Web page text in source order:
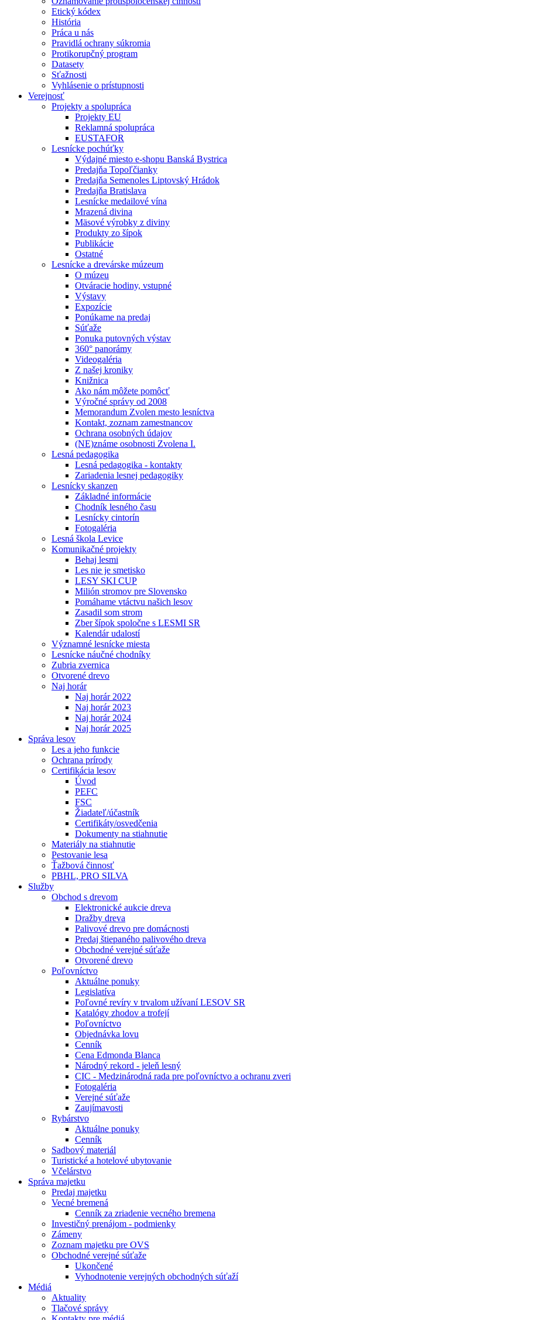
Etický kódex
História
Práca u nás
Pravidlá ochrany súkromia
Protikorupčný program
Datasety
Sťažnosti
Vyhlásenie o prístupnosti
Verejnosť
Projekty a spolupráca
Projekty EU
Reklamná spolupráca
EUSTAFOR
Lesnícke pochúťky
Výdajné miesto e-shopu Banská Bystrica
Predajňa Topoľčianky
Predajňa Semenoles Liptovský Hrádok
Predajňa Bratislava
Lesnícke medailové vína
Mrazená divina
Mäsové výrobky z diviny
Produkty zo šípok
Publikácie
Ostatné
Lesnícke a drevárske múzeum
O múzeu
Otváracie hodiny, vstupné
Výstavy
Expozície
Ponúkame na predaj
Súťaže
Ponuka putovných výstav
360° panorámy
Videogaléria
Z našej kroniky
Knižnica
Ako nám môžete pomôcť
Výročné správy od 2008
Memorandum Zvolen mesto lesníctva
Kontakt, zoznam zamestnancov
Ochrana osobných údajov
(NE)známe osobnosti Zvolena I.
Lesná pedagogika
Lesná pedagogika - kontakty
Zariadenia lesnej pedagogiky
Lesnícky skanzen
Základné informácie
Chodník lesného času
Lesnícky cintorín
Fotogaléria
Lesná škola Levice
Komunikačné projekty
Behaj lesmi
Les nie je smetisko
LESY SKI CUP
Milión stromov pre Slovensko
Pomáhame vtáctvu našich lesov
Zasadil som strom
Zber šípok spoločne s LESMI SR
Kalendár udalostí
Významné lesnícke miesta
Lesnícke náučné chodníky
Zubria zvernica
Otvorené drevo
Naj horár
Naj horár 2022
Naj horár 2023
Naj horár 2024
Naj horár 2025
Správa lesov
Les a jeho funkcie
Ochrana prírody
Certifikácia lesov
Úvod
PEFC
FSC
Žiadateľ/účastník
Certifikáty/osvedčenia
Dokumenty na stiahnutie
Materiály na stiahnutie
Pestovanie lesa
Ťažbová činnosť
PBHL, PRO SILVA
Služby
Obchod s drevom
Elektronické aukcie dreva
Dražby dreva
Palivové drevo pre domácnosti
Predaj štiepaného palivového dreva
Obchodné verejné súťaže
Otvorené drevo
Poľovníctvo
Aktuálne ponuky
Legislatíva
Poľovné revíry v trvalom užívaní LESOV SR
Katalógy zhodov a trofejí
Poľovníctvo
Objednávka lovu
Cenník
Cena Edmonda Blanca
Národný rekord - jeleň lesný
CIC - Medzinárodná rada pre poľovníctvo a ochranu zveri
Fotogaléria
Verejné súťaže
Zaujímavosti
Rybárstvo
Aktuálne ponuky
Cenník
Sadbový materiál
Turistické a hotelové ubytovanie
Včelárstvo
Správa majetku
Predaj majetku
Vecné bremená
Cenník za zriadenie vecného bremena
Investičný prenájom - podmienky
Zámeny
Zoznam majetku pre OVS
Obchodné verejné súťaže
Ukončené
Vyhodnotenie verejných obchodných súťaží
Médiá
Aktuality
Tlačové správy